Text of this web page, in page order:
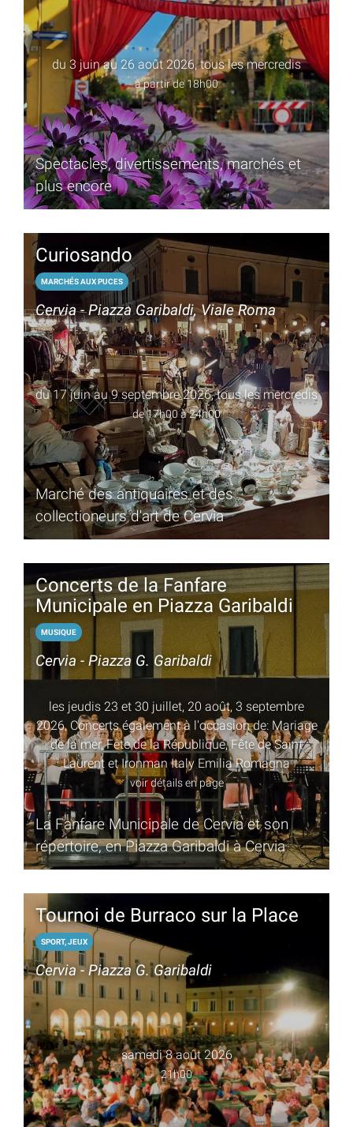
du 3 juin au 26 août 2026, tous les mercredis
à partir de 18h00
Spectacles, divertissements, marchés et
plus encore
Curiosando
MARCHÉS AUX PUCES
Cervia - Piazza Garibaldi, Viale Roma
du 17 juin au 9 septembre 2026, tous les mercredis
de 17h00 à 24h00
Marché des antiquaires et des
collectioneurs d'art de Cervia
Concerts de la Fanfare
Municipale en Piazza Garibaldi
MUSIQUE
Cervia - Piazza G. Garibaldi
les jeudis 23 et 30 juillet, 20 août, 3 septembre
2026, Concerts également à l'occasion de: Mariage
de la mer, Fête de la République, Fête de Saint
Laurent et Ironman Italy Emilia Romagna
voir détails en page
La Fanfare Municipale de Cervia et son
répertoire, en Piazza Garibaldi à Cervia
Tournoi de Burraco sur la Place
SPORT, JEUX
Cervia - Piazza G. Garibaldi
samedi 8 août 2026
21h00